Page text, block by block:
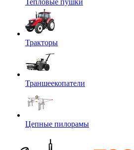
Тепловые пушки
Тракторы
Траншеекопатели
Цепные пилорамы